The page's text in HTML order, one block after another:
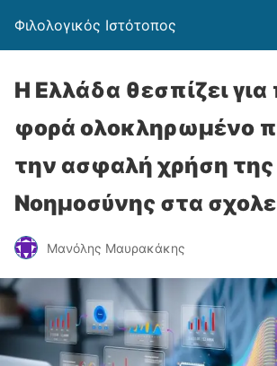
Φιλολογικός Ιστότοπος
Η Ελλάδα θεσπίζει
φορά ολοκληρωμένο
την ασφαλή χρήση
Νοημοσύνης στα
Μανόλης Μαυρακάκης